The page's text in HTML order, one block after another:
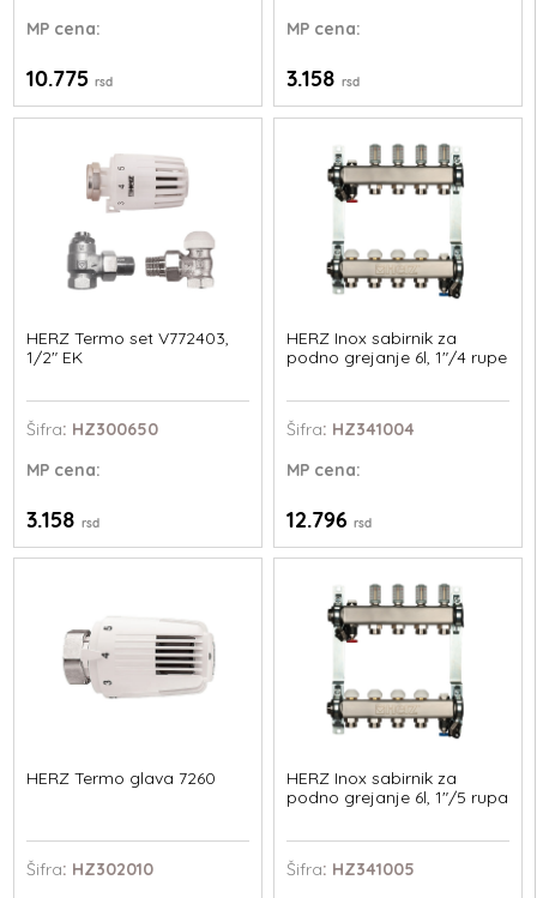
MP cena:
10.775rsd
MPcena:
3.158 rsd
HERZ Termo set V772403,
1/2" EK
Šifra: HZ300650
MP cena:
3.158rsd
HERZ Inox sabirnik za
podno grejanje 6l, 1"/4 rupe
Šifra: HZ341004
MPcena:
12.796 rsd
HERZ Termo glava 7260
Šifra: HZ302010
HERZ Inox sabirnik za
podno grejanje 6l, 1"/5 rupa
Šifra: HZ341005